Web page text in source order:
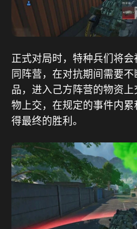
正式对局时，特种兵们将
同阵营，在对抗期间需要
品，进入己方阵营的物资
物上交，在规定的事件内
得最终的胜利。